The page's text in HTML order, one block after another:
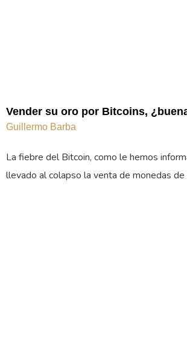
Vender su oro por Bitcoins,
Guillermo Barba
La fiebre del Bitcoin, como le hemos
llevado al colapso la venta de monedas